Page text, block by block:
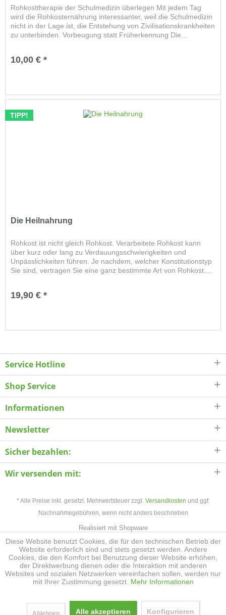
Rohkosttherapie der Schulmedizin überlegen Mit jedem Tag
wird die Rohkosternährung interessanter, weil die Schulmedizin
nicht in der Lage ist, die Entstehung von Zivilisationskrankheiten
zu unterbinden. Vorbeugung statt Früherkennung Die...
10,00 € *
TIPP!
Die Heilnahrung
Rohkost ist nicht gleich Rohkost. Verarbeitete Rohkost kann
über kurz oder lang zu Verdauungsschwierigkeiten und
Unpässlichkeiten führen. Je nachdem, welcher Konstitutionstyp
Sie sind, vertragen Sie eine ganz bestimmte Art von Rohkost....
19,90 € *
Service Hotline
Shop Service
Informationen
Newsletter
Sicher bezahlen:
Wir versenden mit:
* Alle Preise inkl. gesetzl. Mehrwertsteuer zzgl. Versandkosten und ggf.
Nachnahmegebühren, wenn nicht anders beschrieben
Realisiert mit Shopware
Diese Website benutzt Cookies, die für den technischen Betrieb der
Website erforderlich sind und stets gesetzt werden. Andere
Cookies, die den Komfort bei Benutzung dieser Website erhöhen,
der Direktwerbung dienen oder die Interaktion mit anderen
Websites und sozialen Netzwerken vereinfachen sollen, werden nur
mit Ihrer Zustimmung gesetzt. Mehr Informationen
Ablehnen Alle akzeptieren Konfigurieren